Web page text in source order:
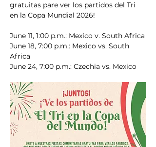
gratuitas pare ver los partidos del Tri
en la Copa Mundial 2026!
June 11, 1:00 p.m.: Mexico v. South Africa
June 18, 7:00 p.m.: Mexico vs. South
Africa
June 24, 7:00 p.m.: Czechia vs. Mexico